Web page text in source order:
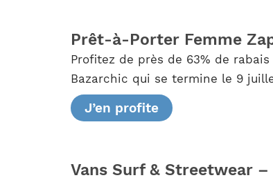
Prêt-à-Porter Femme
Profitez de près de 63% de
Bazarchic qui se termine le 9
J’en profite
Vans Surf & Streetwear